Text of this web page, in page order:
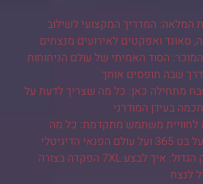
המלאה: המדריך המקצועי לשילוב
סאונד ואפקטים לאירועים מנצחים
הסוד האמיתי של עולם הניחוחות
שבה תופסים אותך
מתחילה כאן: כל מה שצריך לדעת על
בעידן המודרני
לחוויית משתמש מתקדמת: כל מה
הדיגיטלי
השער למשחק הגדול: איך לבצע 7XL הפקדה בצורה
לנצח